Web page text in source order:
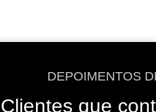
DEPOIMENTOS
Clientes que